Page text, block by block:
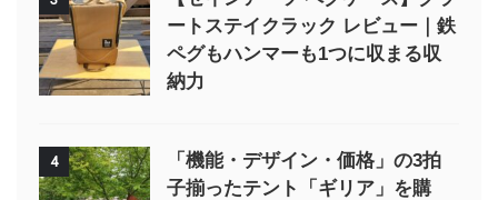
ートステイクラック レビュー｜鉄
ペグもハンマーも1つに収まる収
納力
4
「機能・デザイン・価格」の3拍
子揃ったテント「ギリア」を購